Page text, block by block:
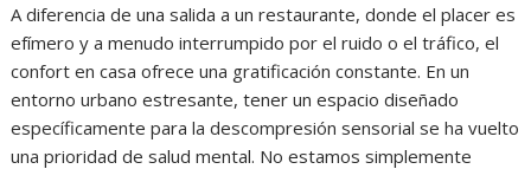
A diferencia de una salida a un restaurante, donde el placer es
efímero y a menudo interrumpido por el ruido o el tráfico, el
confort en casa ofrece una gratificación constante. En un
entorno urbano estresante, tener un espacio diseñado
específicamente para la descompresión sensorial se ha vuelto
una prioridad de salud mental. No estamos simplemente